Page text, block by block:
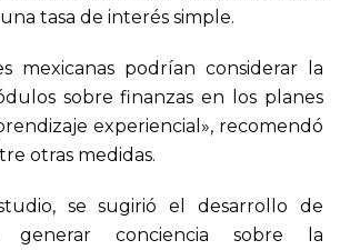
tasa de interés simple.
mexicanas podrían considerar la
sobre finanzas en los planes
experiencial», recomendó
otras medidas.
se sugirió el desarrollo de
generar conciencia sobre la